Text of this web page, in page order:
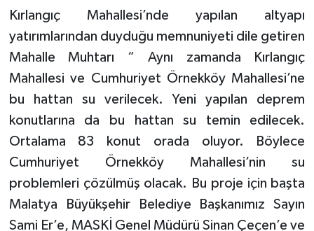
Kırlangıç Mahallesi’nde yapılan altyapı
yatırımlarından duyduğu memnuniyeti dile getiren
Mahalle Muhtarı “ Aynı zamanda Kırlangıç
Mahallesi ve Cumhuriyet Örnekköy Mahallesi’ne
bu hattan su verilecek. Yeni yapılan deprem
konutlarına da bu hattan su temin edilecek.
Ortalama 83 konut orada oluyor. Böylece
Cumhuriyet Örnekköy Mahallesi’nin su
problemleri çözülmüş olacak. Bu proje için başta
Malatya Büyükşehir Belediye Başkanımız Sayın
Sami Er’e, MASKİ Genel Müdürü Sinan Çeçen’e ve